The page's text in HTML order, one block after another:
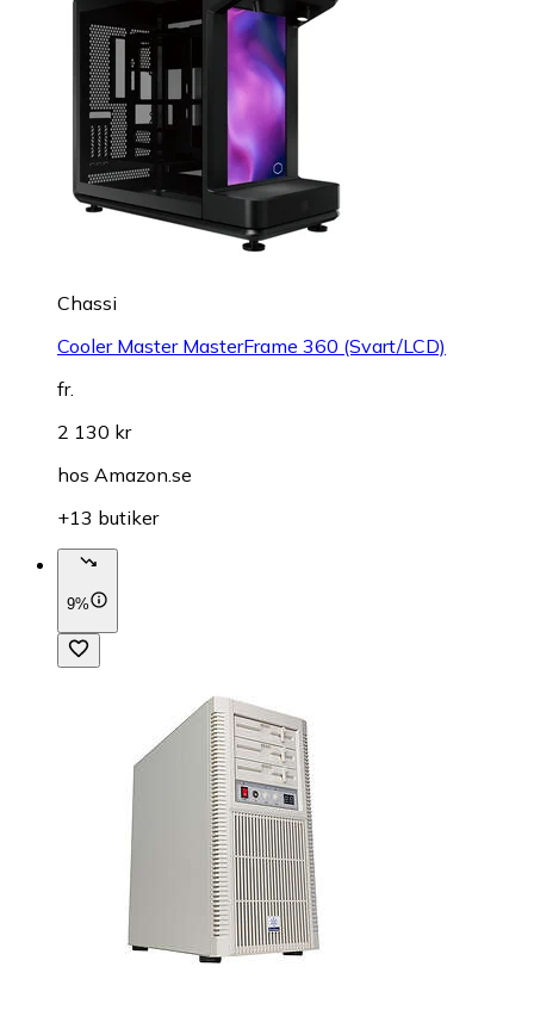
Chassi
Cooler Master MasterFrame 360 (Svart/LCD)
fr.
2 130 kr
hos Amazon.se
+13 butiker
9%